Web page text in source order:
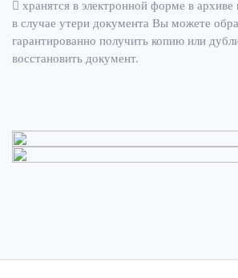
хранятся в электронной форме в архиве
в случае утери документа Вы можете
гарантированно получить копию или
восстановить документ.